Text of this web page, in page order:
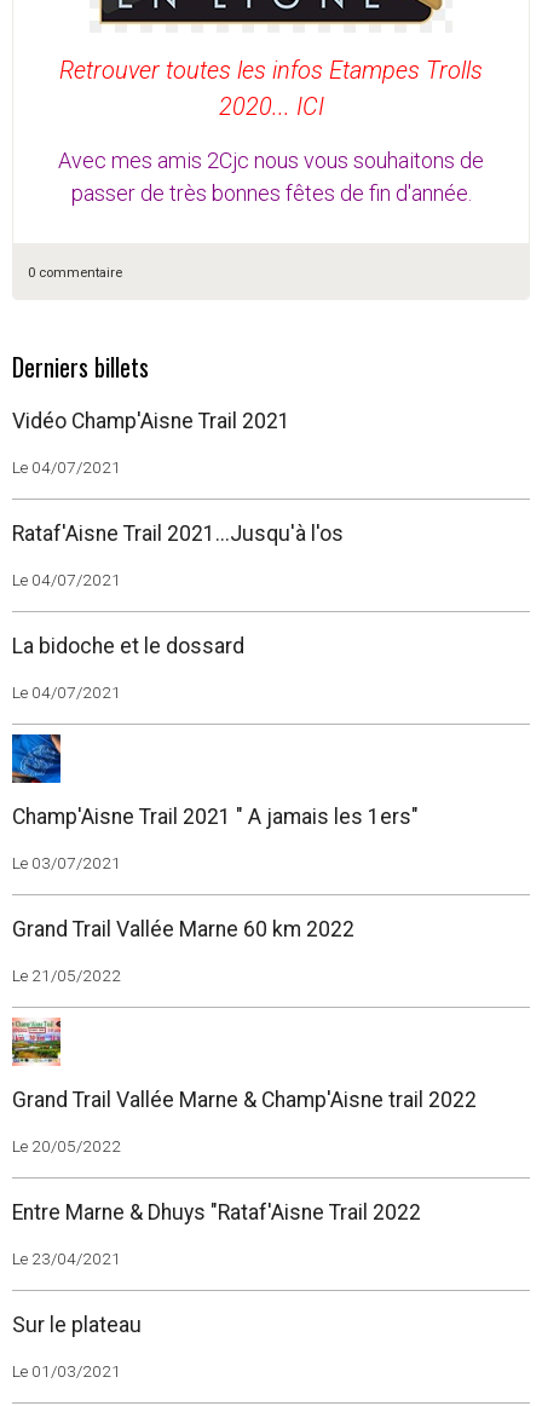
Retrouver toutes les infos Etampes Trolls
2020... ICI
Avec mes amis 2Cjc nous vous souhaitons de
passer de très bonnes fêtes de fin d'année.
0 commentaire
Derniers billets
Vidéo Champ'Aisne Trail 2021
Le 04/07/2021
Rataf'Aisne Trail 2021...Jusqu'à l'os
Le 04/07/2021
La bidoche et le dossard
Le 04/07/2021
Champ'Aisne Trail 2021 " A jamais les 1ers"
Le 03/07/2021
Grand Trail Vallée Marne 60 km 2022
Le 21/05/2022
Grand Trail Vallée Marne & Champ'Aisne trail 2022
Le 20/05/2022
Entre Marne & Dhuys "Rataf'Aisne Trail 2022
Le 23/04/2021
Sur le plateau
Le 01/03/2021